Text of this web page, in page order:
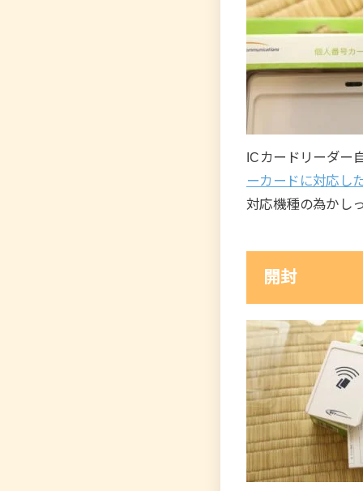
ICカードリーダー
ーカードに対応し
対応機種の為かし
開封